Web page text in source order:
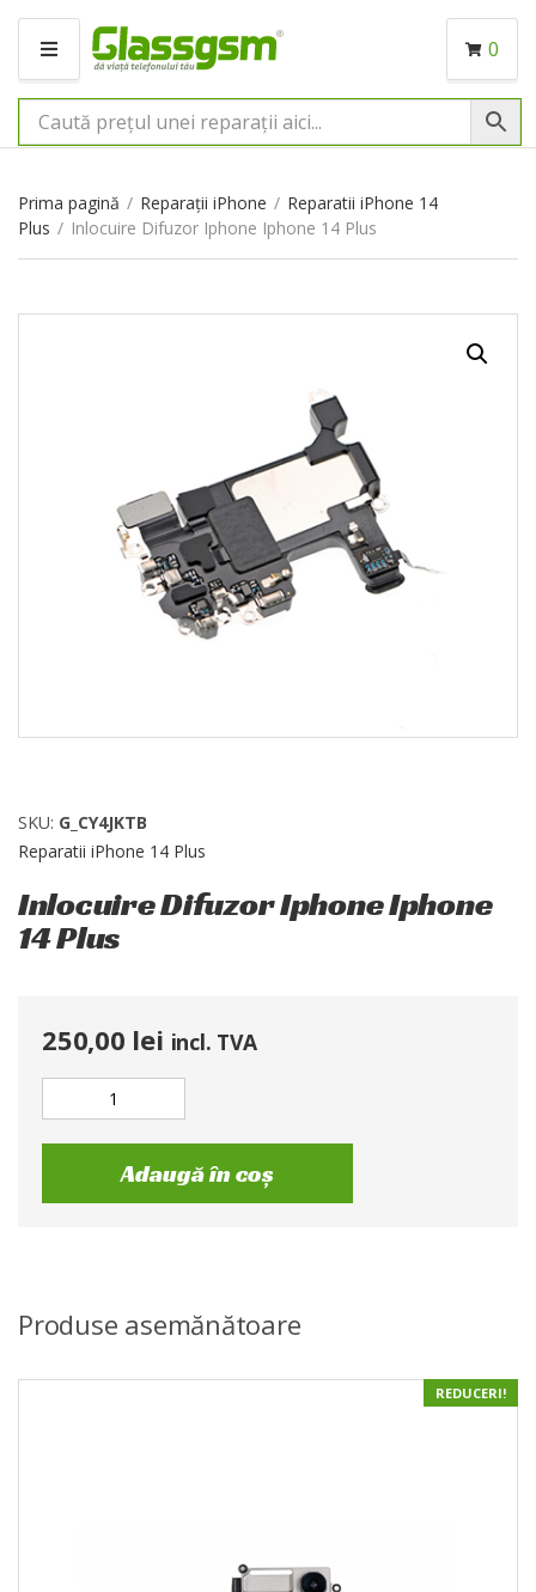
M
N
I
0
Prima pagină / Reparații iPhone / Reparatii iPhone 14
Plus / Inlocuire Difuzor Iphone Iphone 14 Plus
SKU: G_CY4JKTB
Reparatii iPhone 14 Plus
Inlocuire Difuzor Iphone Iphone
14 Plus
250,00 lei incl. TVA
Adaugă în coș
Produse asemănătoare
REDUCERI!